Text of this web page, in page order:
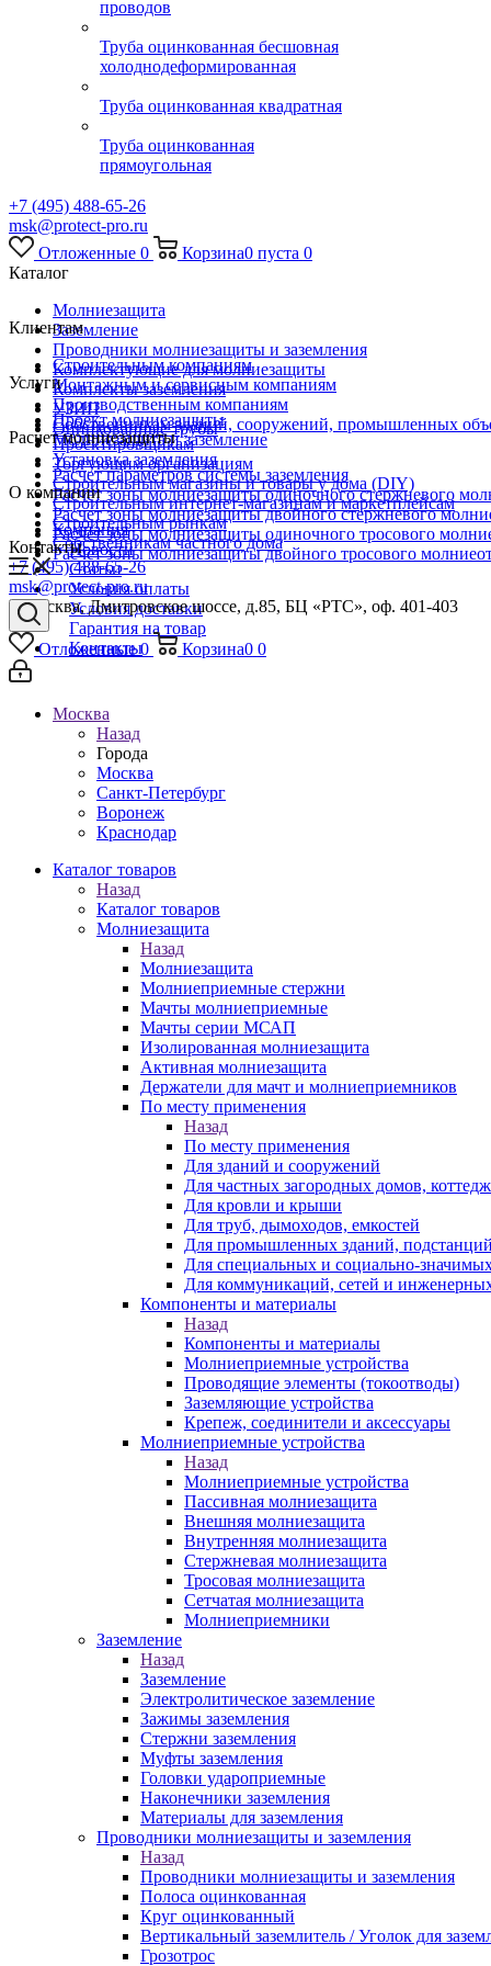
проводов
Труба оцинкованная бесшовная
холоднодеформированная
Труба оцинкованная квадратная
Труба оцинкованная
прямоугольная
+7 (495) 488-65-26
msk@protect-pro.ru
Отложенные 0 Корзина0 пуста 0
Каталог
Молниезащита
Заземление
Проводники молниезащиты и заземления
Комплектующие для молниезащиты
Комплекты заземления
УЗИП
Оцинкованные трубы
Клиентам
Строительным компаниям
Монтажным и сервисным компаниям
Производственным компаниям
Собственникам зданий, сооружений, промышленных
Проектировщикам
Торгующим организациям
Строительным магазины и товары у дома (DIY)
Строительным интернет-магазинам и маркетплейсам
Строительным рынкам
Собственникам частного дома
Услуги
Проект молниезащиты
Молниезащита и заземление
Установка заземления
Расчет молниезащиты
Расчет параметров системы заземления
Расчет зоны молниезащиты одиночного стержневого
Расчет зоны молниезащиты двойного стержневого
Расчет зоны молниезащиты одиночного тросового
Расчет зоны молниезащиты двойного тросового
О компании
Компания
Новости
Статьи
Условия оплаты
Условия доставки
Гарантия на товар
Контакты
Контакты
+7 (495) 488-65-26
msk@protect-pro.ru
г. Москва, Дмитровское шоссе, д.85, БЦ «РТС», оф. 401-403
Отложенные 0 Корзина0 0
Москва
Назад
Города
Москва
Санкт-Петербург
Воронеж
Краснодар
Каталог товаров
Назад
Каталог товаров
Молниезащита
Назад
Молниезащита
Молниеприемные стержни
Мачты молниеприемные
Мачты серии МСАП
Изолированная молниезащита
Активная молниезащита
Держатели для мачт и молниеприемников
По месту применения
Назад
По месту применения
Для зданий и сооружений
Для частных загородных домов,
Для кровли и крыши
Для труб, дымоходов, емкостей
Для промышленных зданий,
Для специальных и социально-
Для коммуникаций, сетей и
Компоненты и материалы
Назад
Компоненты и материалы
Молниеприемные устройства
Проводящие элементы (токоотводы)
Заземляющие устройства
Крепеж, соединители и аксессуары
Молниеприемные устройства
Назад
Молниеприемные устройства
Пассивная молниезащита
Внешняя молниезащита
Внутренняя молниезащита
Стержневая молниезащита
Тросовая молниезащита
Сетчатая молниезащита
Молниеприемники
Заземление
Назад
Заземление
Электролитическое заземление
Зажимы заземления
Стержни заземления
Муфты заземления
Головки удароприемные
Наконечники заземления
Материалы для заземления
Проводники молниезащиты и заземления
Назад
Проводники молниезащиты и заземления
Полоса оцинкованная
Круг оцинкованный
Вертикальный заземлитель / Уголок для
Грозотрос